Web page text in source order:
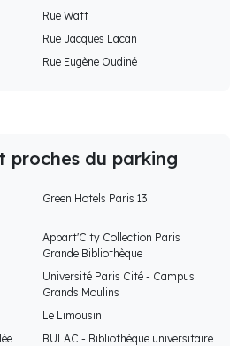
Rue Watt
Rue Jacques Lacan
Rue Eugène Oudiné
proches du parking
Green Hotels Paris 13
Appart'City Collection Paris
Grande Bibliothèque
Université Paris Cité - Campus
Grands Moulins
Le Limousin
BULAC - Bibliothèque universitaire